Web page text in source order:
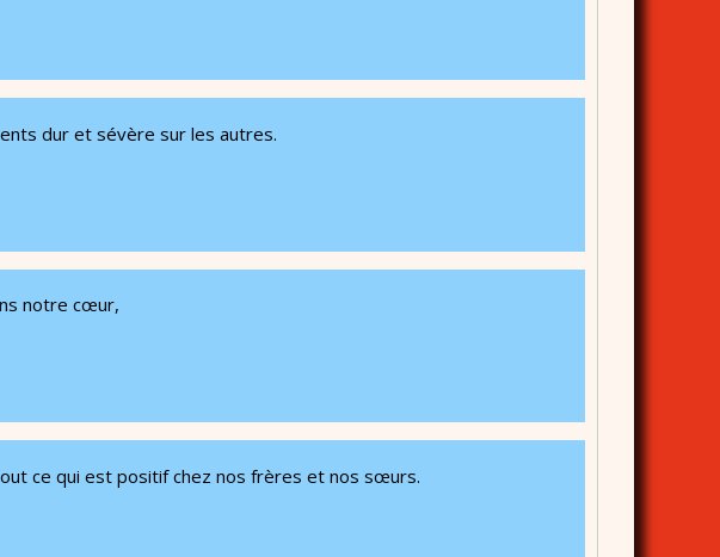
dur et sévère sur les autres.
notre cœur,
ce qui est positif chez nos frères et nos sœurs.